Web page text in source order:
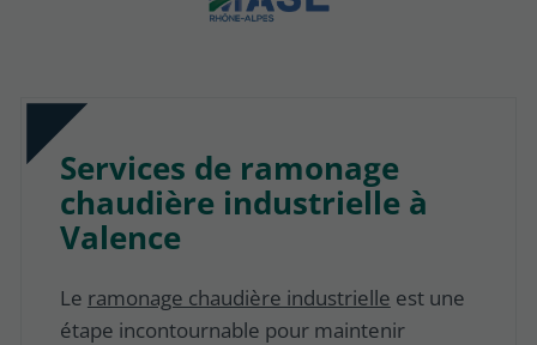
Services de ramonage
chaudière industrielle à
Valence
Le ramonage chaudière industrielle est une
étape incontournable pour maintenir